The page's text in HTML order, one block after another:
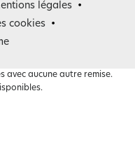
légales
cookies
avec aucune autre remise.